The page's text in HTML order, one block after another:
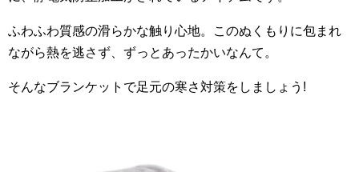
ふわふわ質感の滑らかな触り心地。このぬくもりに包まれ
ながら熱を逃さず、ずっとあったかいなんて。
そんなブランケットで足元の寒さ対策をしましょう!